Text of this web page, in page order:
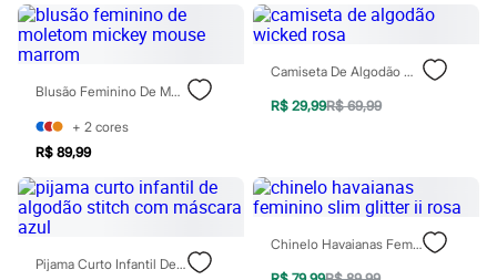
Marcas
Baby Club
Fifteen
Miss Fifteen
Palomino
Moda íntima
Calcinhas
Cuecas
Meias
Pijamas
Moda praia
Biquínis e Maiôs
Blusas de proteção
Blusão Feminino De Moletom Mickey Mouse Marrom
+ 2 cores
R$ 89,99
Camiseta De Algodão Wicked Rosa
R$ 29,99R$ 69,99
Pijama Curto Infantil De Algodão Stitch Com Máscara Azul
Chinelo Havaianas Feminino Slim Glitter Ii Rosa